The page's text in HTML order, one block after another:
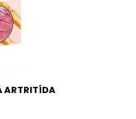
ARTRITÍDA